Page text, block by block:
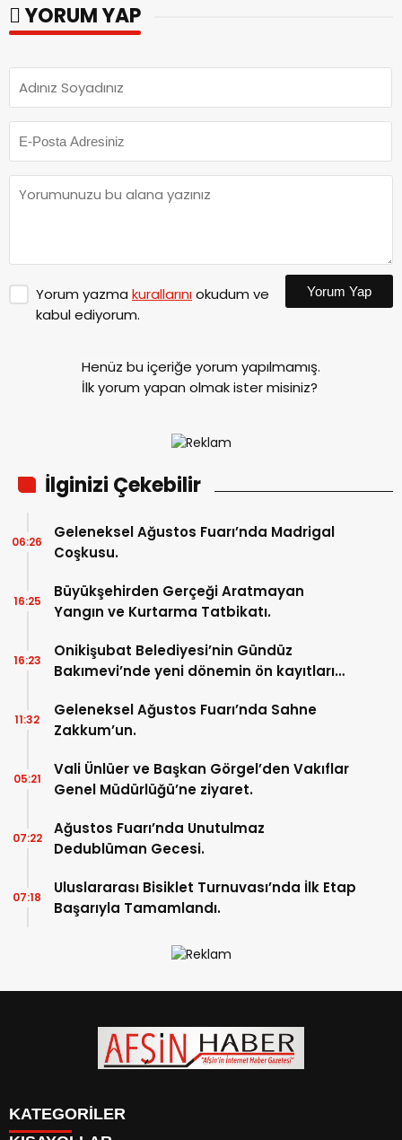
YORUM YAP
Yorum yazma kurallarınıokudum ve
kabul ediyorum.
Yorum Yap
Henüz bu içeriğe yorum yapılmamış.
İlk yorum yapan olmak ister misiniz?
İlginizi Çekebilir
Geleneksel Ağustos Fuarı’nda Madrigal
Coşkusu.
06:26
Büyükşehirden Gerçeği Aratmayan
Yangın ve Kurtarma Tatbikatı.
16:25
Onikişubat Belediyesi’nin Gündüz
Bakımevi’nde yeni dönemin ön kayıtları
16:23
Geleneksel Ağustos Fuarı’nda Sahne
Zakkum’un.
11:32
Vali Ünlüer ve Başkan Görgel’den Vakıflar
Genel Müdürlüğü’ne ziyaret.
05:21
Ağustos Fuarı’nda Unutulmaz
Dedublüman Gecesi.
07:22
Uluslararası Bisiklet Turnuvası’nda İlk Etap
Başarıyla Tamamlandı.
07:18
KATEGORİLER